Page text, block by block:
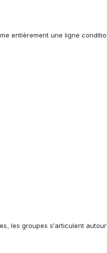
une ligne
les groupes s’articulent